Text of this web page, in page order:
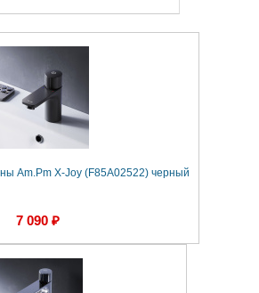
Am.Pm X-Joy (F85A02522) черный
7 090 ₽